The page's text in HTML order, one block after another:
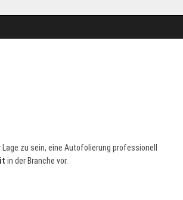
Lage zu sein, eine Autofolierung professionell
in der Branche vor.